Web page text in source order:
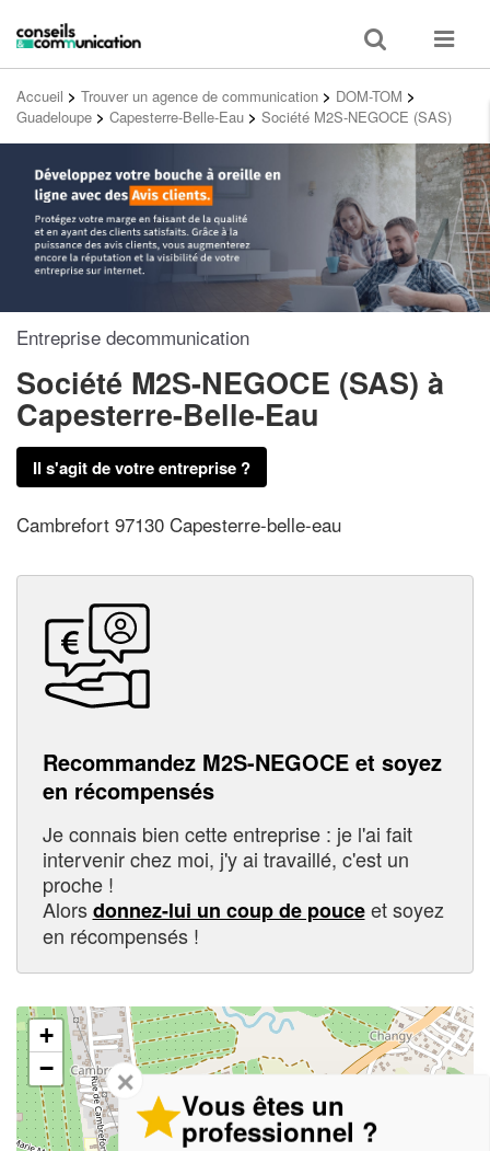
Toggle
search
Toggle
Accueil > Trouver un agence de communication > DOM-TOM >
Guadeloupe > Capesterre-Belle-Eau > Société M2S-NEGOCE (SAS)
Entreprise decommunication
Société M2S-NEGOCE (SAS) à
Capesterre-Belle-Eau
Il s'agit de votre entreprise ?
Cambrefort 97130 Capesterre-belle-eau
Recommandez M2S-NEGOCE et soyez
en récompensés
Je connais bien cette entreprise : je l'ai fait
intervenir chez moi, j'y ai travaillé, c'est un
proche !
Alorsdonnez-lui un coup de pouceet soyez
en récompensés !
+
−
✕
Vous êtes un
professionnel ?